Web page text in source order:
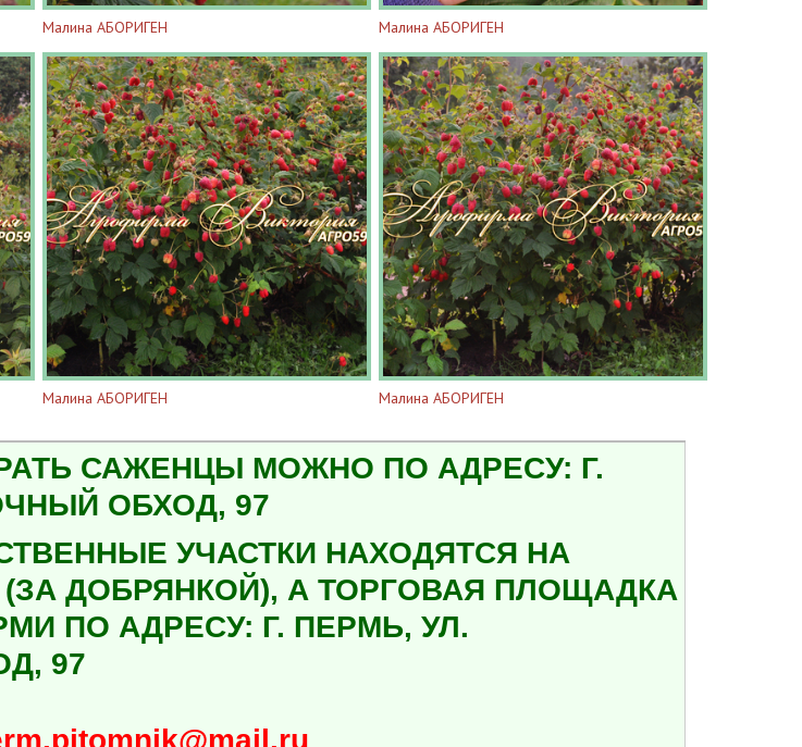
Малина АБОРИГЕН Малина АБОРИГЕН
Малина АБОРИГЕН Малина АБОРИГЕН
САЖЕНЦЫ МОЖНО ПО АДРЕСУ: Г.
ОБХОД, 97
УЧАСТКИ НАХОДЯТСЯ НА
ДОБРЯНКОЙ), А ТОРГОВАЯ ПЛОЩАДКА
ПО АДРЕСУ: Г. ПЕРМЬ, УЛ.
97